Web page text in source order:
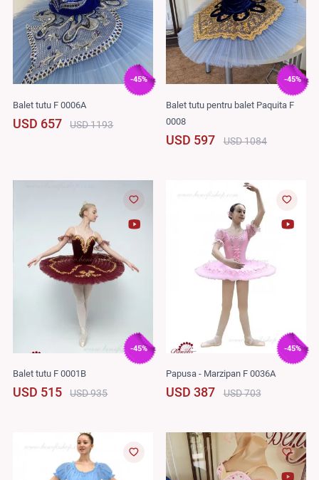
-45%
Balet tutu F 0006A
USD 657 USD 1193
-45%
Balet tutu pentru balet Paquita F
0008
USD 597 USD 1084
-45%
Balet tutu F 0001B
USD 515 USD 935
-45%
Papusa - Marzipan F 0036A
USD 387 USD 703